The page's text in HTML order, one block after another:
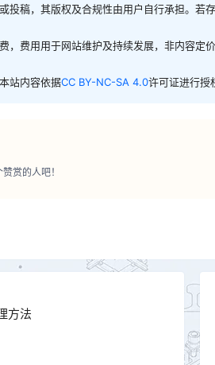
投稿，其版权及合规性由用户自行承担。若
，费用用于网站维护及持续发展，非内容定
站内容依据CC BY-NC-SA 4.0许可证进行授
赏的人吧！
方法